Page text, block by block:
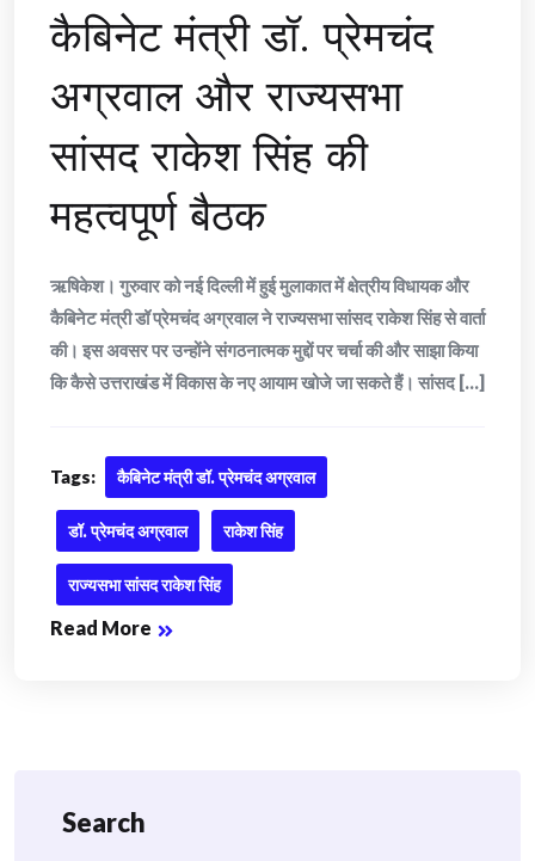
कैबिनेट मंत्री डॉ. प्रेमचंद
अग्रवाल और राज्यसभा
सांसद राकेश सिंह की
महत्वपूर्ण बैठक
ऋषिकेश। गुरुवार को नई दिल्ली में हुई मुलाकात में क्षेत्रीय विधायक और
कैबिनेट मंत्री डॉ प्रेमचंद अग्रवाल ने राज्यसभा सांसद राकेश सिंह से वार्ता
की। इस अवसर पर उन्होंने संगठनात्मक मुद्दों पर चर्चा की और साझा किया
कि कैसे उत्तराखंड में विकास के नए आयाम खोजे जा सकते हैं। सांसद [...]
Tags: कैबिनेट मंत्री डॉ. प्रेमचंद अग्रवाल
डॉ. प्रेमचंद अग्रवाल राकेश सिंह
राज्यसभा सांसद राकेश सिंह
Read More
Search